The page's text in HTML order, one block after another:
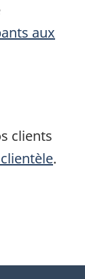
aux
clients
.